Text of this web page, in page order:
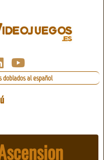
doblados al español